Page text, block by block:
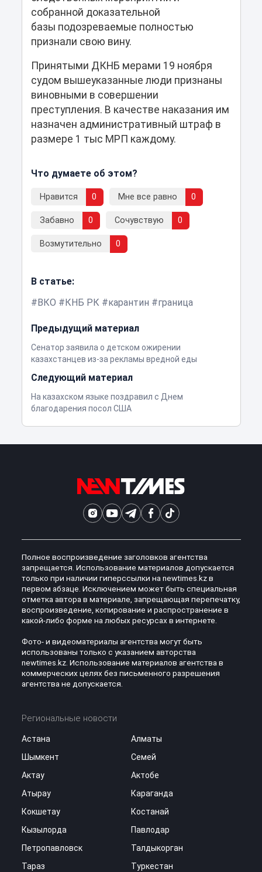
собранной доказательной
базы подозреваемые полностью
признали свою вину.
Принятыми ДКНБ мерами 19 ноября
судом вышеуказанные люди признаны
виновными в совершении
преступления. В качестве наказания им
назначен административный штраф в
размере 1 тыс МРП каждому.
Что думаете об этом?
Нравится 0 Мне все равно 0
Забавно 0 Сочувствую 0
Возмутительно 0
В статье:
ВКО
КНБ РК карантин граница
Предыдущий материал
Сенатор заявила о детском ожирении
казахстанцев из-за рекламы вредной еды
Следующий материал
На казахском языке поздравил с Днем
благодарения посол США
Полное воспроизведение заголовков агентства
запрещается. Использование материалов допускается
только при наличии гиперссылки на newtimes.kz в
первом абзаце. Исключением может быть специальная
отметка автора в материале, запрещающая перепечатку,
воспроизведение, копирование и распространение в
какой-либо форме на любых ресурсах в интернете.
Фото- и видеоматериалы агентства могут быть
использованы только с указанием авторства
newtimes.kz. Использование материалов агентства в
коммерческих целях без письменного разрешения
агентства не допускается.
Региональные новости
Астана
Алматы
Шымкент
Семей
Актау
Актобе
Атырау
Караганда
Кокшетау
Костанай
Кызылорда
Павлодар
Петропавловск
Талдыкорган
Тараз
Туркестан